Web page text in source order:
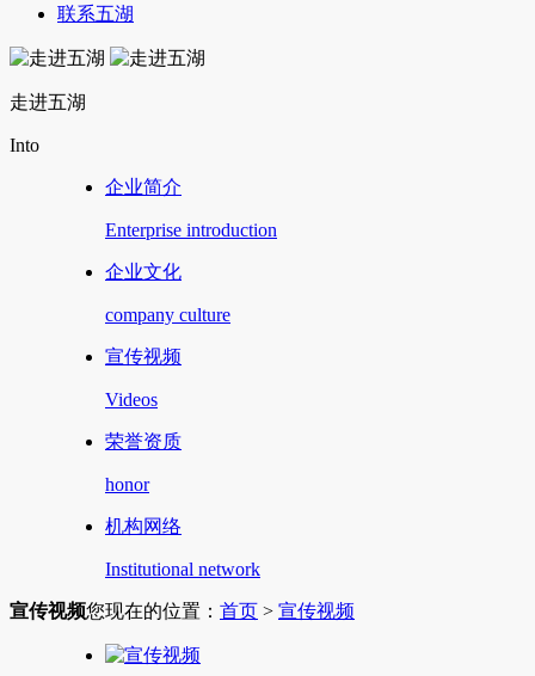
联系五湖
走进五湖
Into
企业简介
Enterprise introduction
企业文化
company culture
宣传视频
Videos
荣誉资质
honor
机构网络
Institutional network
宣传视频您现在的位置： 首页 > 宣传视频